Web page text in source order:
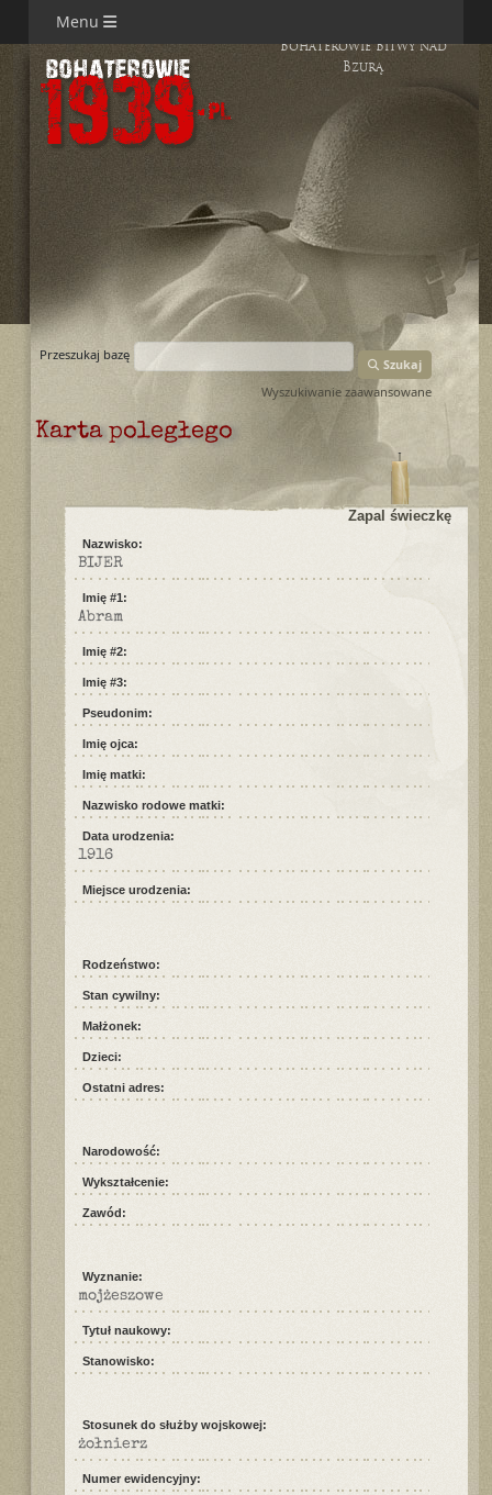
Menu
Bohaterowie Bitwy nad
Bzurą
Przeszukaj bazę
Szukaj
Wyszukiwanie zaawansowane
Karta poległego
Zapal świeczkę
Nazwisko:
BIJER
Imię #1:
Abram
Imię #2:
Imię #3:
Pseudonim:
Imię ojca:
Imię matki:
Nazwisko rodowe matki:
Data urodzenia:
1916
Miejsce urodzenia:
Rodzeństwo:
Stan cywilny:
Małżonek:
Dzieci:
Ostatni adres:
Narodowość:
Wykształcenie:
Zawód:
Wyznanie:
mojżeszowe
Tytuł naukowy:
Stanowisko:
Stosunek do służby wojskowej:
żołnierz
Numer ewidencyjny: